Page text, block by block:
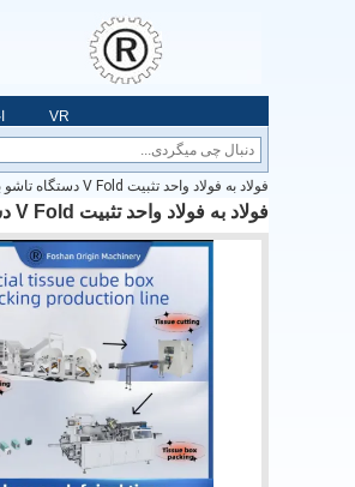
VR
فولاد به فولاد واحد تثبیت V Fold دستگاه تاشو بافت صورت با انتقال اتوماتیک
فولاد به فولاد واحد تثبیت V Fold دستگاه تاشو بافت صورت با انتقال اتوماتیک